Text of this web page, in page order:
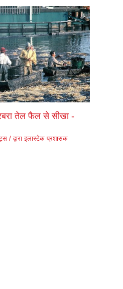
तेल फैल से सीखा -
/ द्वाराइलास्टेक प्रशासक